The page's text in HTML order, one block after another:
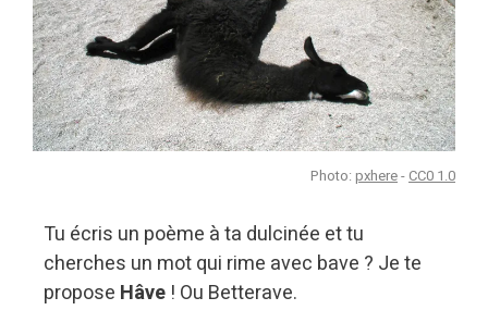
Photo: pxhere- CC0 1.0
Tu écris un poème à ta dulcinée et tu
cherches un mot qui rime avec bave ? Je te
propose Hâve ! Ou Betterave.